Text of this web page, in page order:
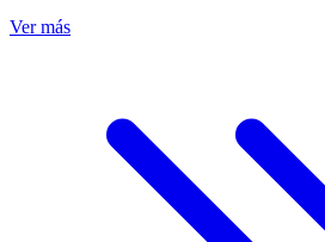
Ver más